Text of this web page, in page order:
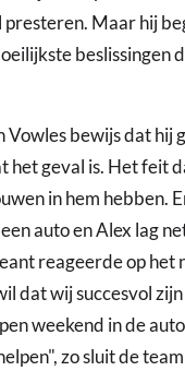
presteren. Maar hij
beslissingen
Vowles bewijs dat
het geval is. Het feit
in hem hebben.
auto en Alex lag
reageerde op
dat wij succesvol
weekend in de
zo sluit de